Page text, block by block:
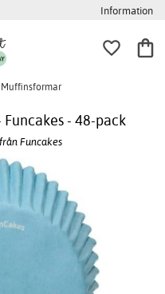
Information
Muffinsformar
- 48-pack
Funcakes